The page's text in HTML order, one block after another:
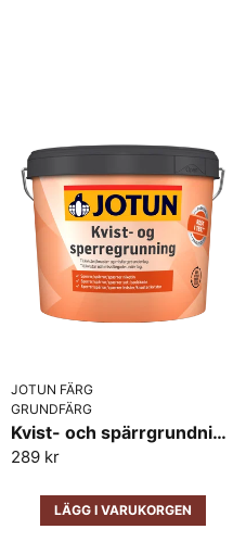
JOTUN FÄRG
GRUNDFÄRG
Kvist- och spärrgrundning Jotun
289 kr
LÄGG I VARUKORGEN